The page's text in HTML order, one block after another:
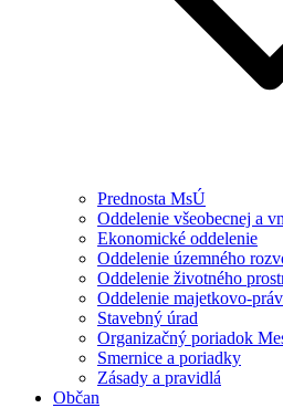
Prednosta MsÚ
Oddelenie všeobecnej a
Ekonomické oddelenie
Oddelenie územného
Oddelenie životného
Oddelenie majetkovo-
Stavebný úrad
Organizačný poriadok
Smernice a poriadky
Zásady a pravidlá
Občan